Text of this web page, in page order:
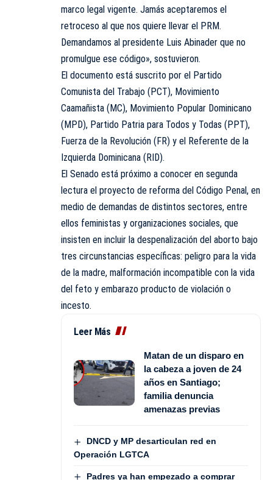
marco legal vigente. Jamás aceptaremos el
retroceso al que nos quiere llevar el PRM.
Demandamos al presidente Luis Abinader que no
promulgue ese código», sostuvieron.
El documento está suscrito por el Partido
Comunista del Trabajo (PCT), Movimiento
Caamañista (MC), Movimiento Popular Dominicano
(MPD), Partido Patria para Todos y Todas (PPT),
Fuerza de la Revolución (FR) y el Referente de la
Izquierda Dominicana (RID).
El Senado está próximo a conocer en segunda
lectura el proyecto de reforma del Código Penal, en
medio de demandas de distintos sectores, entre
ellos feministas y organizaciones sociales, que
insisten en incluir la despenalización del aborto bajo
tres circunstancias específicas: peligro para la vida
de la madre, malformación incompatible con la vida
del feto y embarazo producto de violación o
incesto.
Leer Más
Matan de un disparo en
la cabeza a joven de 24
años en Santiago;
familia denuncia
amenazas previas
DNCD y MP desarticulan red en
Operación LGTCA
Padres ya han empezado a comprar